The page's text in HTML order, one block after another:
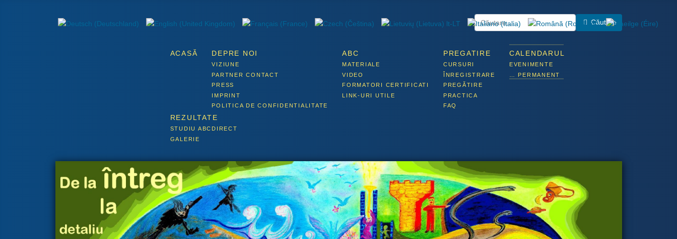
ACASĂ DEPRE NOI
VIZIUNE
PARTNER CONTACT
PRESS
IMPRINT
POLITICA DE CONFIDENTIALITATE
ABC
MATERIALE
VIDEO
FORMATORI CERTIFICATI
LINK-URI UTILE
PREGATIRE
CURSURI
ÎNREGISTRARE
PREGĂTIRE
PRACTICA
FAQ
CALENDARUL
EVENIMENTE
… PERMANENT
REZULTATE
STUDIU ABCDIRECT
GALERIE
Căutare